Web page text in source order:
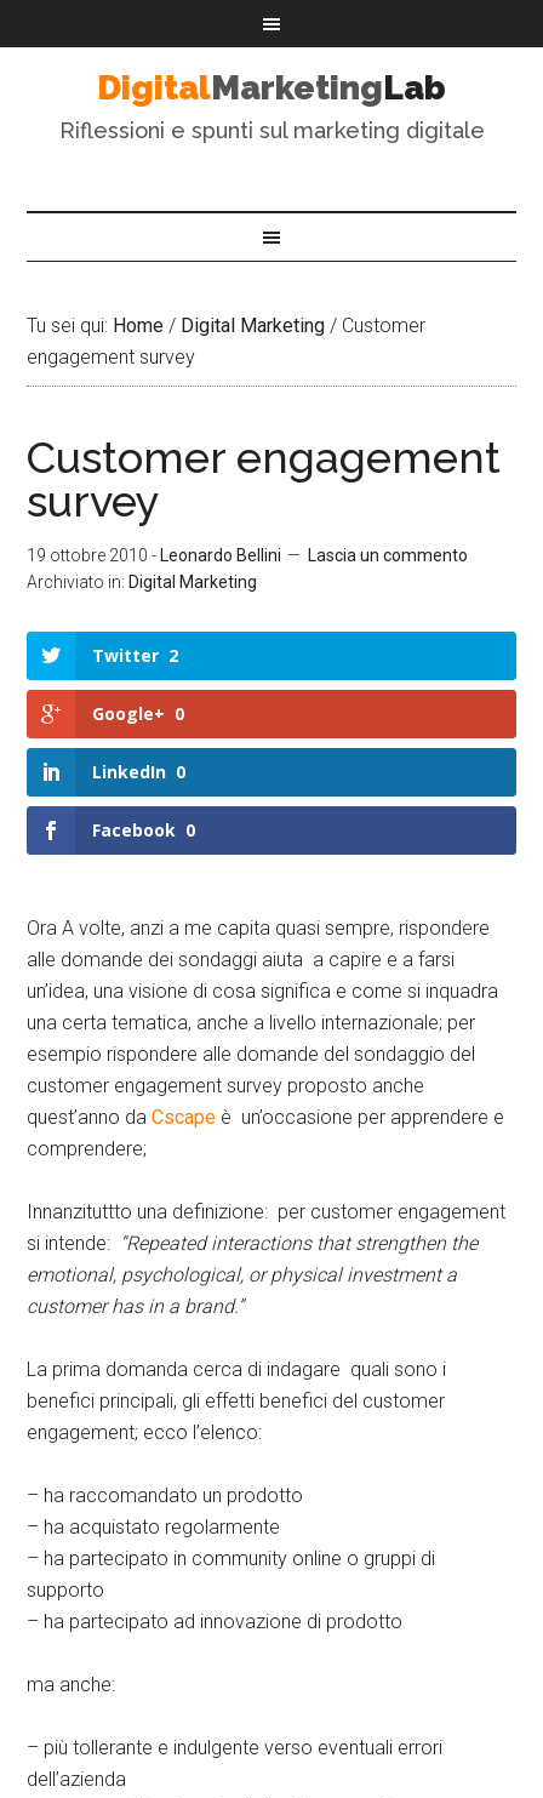
DigitalMarketingLab
Riflessioni e spunti sul marketing digitale
Tu sei qui: Home / Digital Marketing / Customer
engagement survey
Customer engagement
survey
19 ottobre 2010 - Leonardo Bellini
Lascia un commento
Archiviato in: Digital Marketing
Twitter 2
Google+ 0
LinkedIn 0
Facebook 0
Ora A volte, anzi a me capita quasi sempre, rispondere
alle domande dei sondaggi aiuta a capire e a farsi
un’idea, una visione di cosa significa e come si inquadra
una certa tematica, anche a livello internazionale; per
esempio rispondere alle domande del sondaggio del
customer engagement survey proposto anche
quest’anno daCscape è un’occasione per apprendere e
comprendere;
Innanzituttto una definizione: per customer engagement
si intende: “Repeated interactions that strengthen the
emotional, psychological, or physical investment a
customer has in a brand.”
La prima domanda cerca di indagare quali sono i
benefici principali, gli effetti benefici del customer
engagement; ecco l’elenco:
– ha raccomandato un prodotto
– ha acquistato regolarmente
– ha partecipato in community online o gruppi di
supporto
– ha partecipato ad innovazione di prodotto
ma anche:
– più tollerante e indulgente verso eventuali errori
dell’azienda